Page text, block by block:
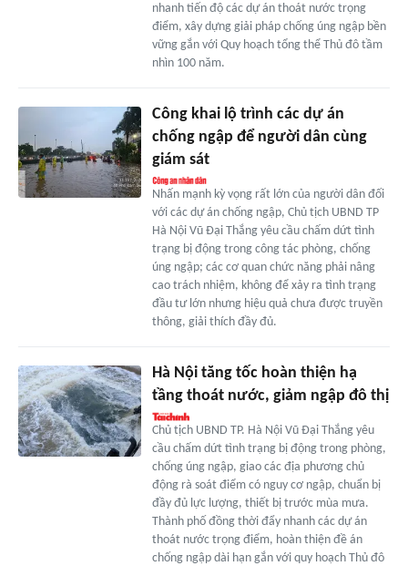
nhanh tiến độ các dự án thoát nước trọng
điểm, xây dựng giải pháp chống úng ngập bền
vững gắn với Quy hoạch tổng thể Thủ đô tầm
nhìn 100 năm.
Công khai lộ trình các dự án
chống ngập để người dân cùng
giám sát
Nhấn mạnh kỳ vọng rất lớn của người dân đối
với các dự án chống ngập, Chủ tịch UBND TP
Hà Nội Vũ Đại Thắng yêu cầu chấm dứt tình
trạng bị động trong công tác phòng, chống
úng ngập; các cơ quan chức năng phải nâng
cao trách nhiệm, không để xảy ra tình trạng
đầu tư lớn nhưng hiệu quả chưa được truyền
thông, giải thích đầy đủ.
Hà Nội tăng tốc hoàn thiện hạ
tầng thoát nước, giảm ngập đô thị
Chủ tịch UBND TP. Hà Nội Vũ Đại Thắng yêu
cầu chấm dứt tình trạng bị động trong phòng,
chống úng ngập, giao các địa phương chủ
động rà soát điểm có nguy cơ ngập, chuẩn bị
đầy đủ lực lượng, thiết bị trước mùa mưa.
Thành phố đồng thời đẩy nhanh các dự án
thoát nước trọng điểm, hoàn thiện đề án
chống ngập dài hạn gắn với quy hoạch Thủ đô